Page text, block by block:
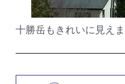
十勝岳もきれいに見えま